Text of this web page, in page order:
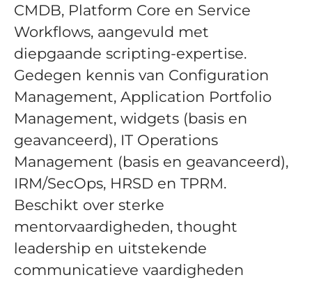
CMDB, Platform Core en Service
Workflows, aangevuld met
diepgaande scripting-expertise.
Gedegen kennis van Configuration
Management, Application Portfolio
Management, widgets (basis en
geavanceerd), IT Operations
Management (basis en geavanceerd),
IRM/SecOps, HRSD en TPRM.
Beschikt over sterke
mentorvaardigheden, thought
leadership en uitstekende
communicatieve vaardigheden